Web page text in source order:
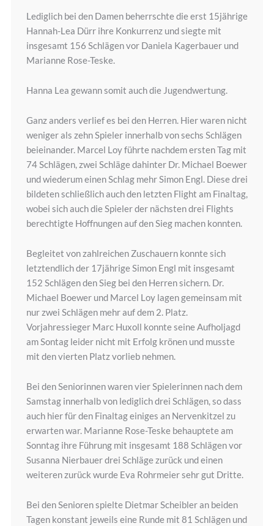
Lediglich bei den Damen beherrschte die erst 15jährige
Hannah-Lea Dürr ihre Konkurrenz und siegte mit
insgesamt 156 Schlägen vor Daniela Kagerbauer und
Marianne Rose-Teske.
Hanna Lea gewann somit auch die Jugendwertung.
Ganz anders verlief es bei den Herren. Hier waren nicht
weniger als zehn Spieler innerhalb von sechs Schlägen
beieinander. Marcel Loy führte nachdem ersten Tag mit
74 Schlägen, zwei Schläge dahinter Dr. Michael Boewer
und wiederum einen Schlag mehr Simon Engl. Diese drei
bildeten schließlich auch den letzten Flight am Finaltag,
wobei sich auch die Spieler der nächsten drei Flights
berechtigte Hoffnungen auf den Sieg machen konnten.
Begleitet von zahlreichen Zuschauern konnte sich
letztendlich der 17jährige Simon Engl mit insgesamt
152 Schlägen den Sieg bei den Herren sichern. Dr.
Michael Boewer und Marcel Loy lagen gemeinsam mit
nur zwei Schlägen mehr auf dem 2. Platz.
Vorjahressieger Marc Huxoll konnte seine Aufholjagd
am Sontag leider nicht mit Erfolg krönen und musste
mit den vierten Platz vorlieb nehmen.
Bei den Seniorinnen waren vier Spielerinnen nach dem
Samstag innerhalb von lediglich drei Schlägen, so dass
auch hier für den Finaltag einiges an Nervenkitzel zu
erwarten war. Marianne Rose-Teske behauptete am
Sonntag ihre Führung mit insgesamt 188 Schlägen vor
Susanna Nierbauer drei Schläge zurück und einen
weiteren zurück wurde Eva Rohrmeier sehr gut Dritte.
Bei den Senioren spielte Dietmar Scheibler an beiden
Tagen konstant jeweils eine Runde mit 81 Schlägen und